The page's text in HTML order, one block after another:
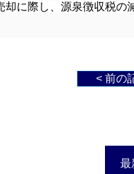
却に際し、源泉徴収税
< 前の
最